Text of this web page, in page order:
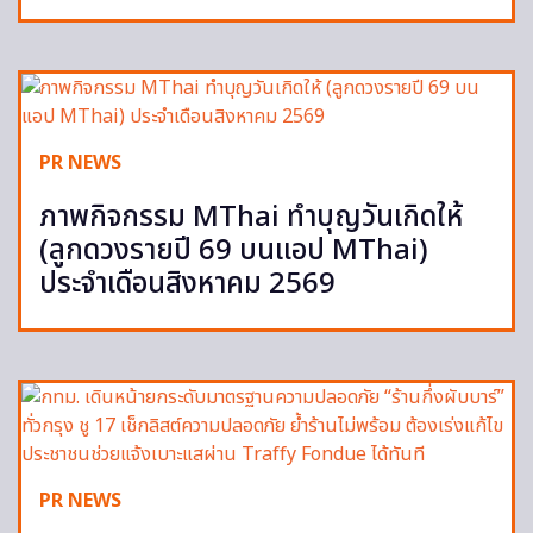
PR NEWS
ภาพกิจกรรม MThai ทำบุญวันเกิดให้
(ลูกดวงรายปี 69 บนแอป MThai)
ประจำเดือนสิงหาคม 2569
PR NEWS